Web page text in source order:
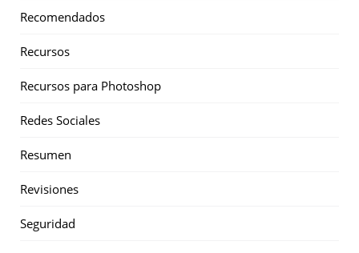
Recomendados
Recursos
Recursos para Photoshop
Redes Sociales
Resumen
Revisiones
Seguridad